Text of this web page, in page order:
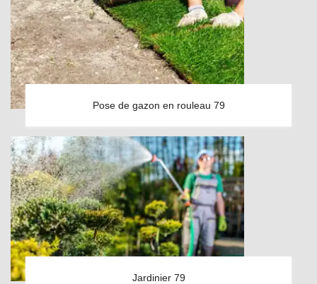
Pose de gazon en rouleau 79
Jardinier 79